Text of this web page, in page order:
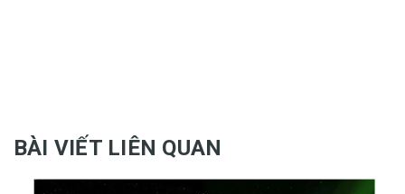
BÀI VIẾT LIÊN QUAN